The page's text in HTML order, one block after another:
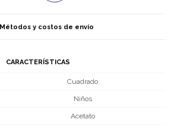
Métodos y costos de envío
CARACTERÍSTICAS
Cuadrado
Niños
Acetato